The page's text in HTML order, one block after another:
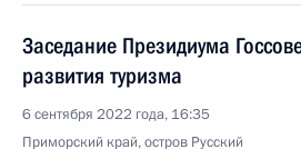
Заседание Президиума
развития туризма
6 сентября 2022 года, 16:35
Приморский край, остров Русский